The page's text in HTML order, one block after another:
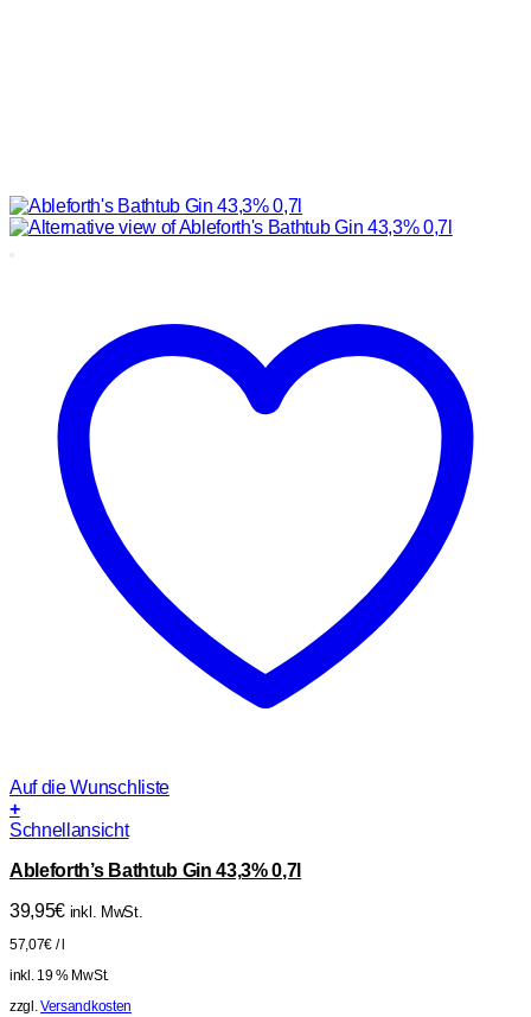
Auf die Wunschliste
+
Schnellansicht
Ableforth’s Bathtub Gin 43,3% 0,7l
39,95€ inkl. MwSt.
57,07€ /
inkl. 19 % MwSt.
zzgl.Versandkosten